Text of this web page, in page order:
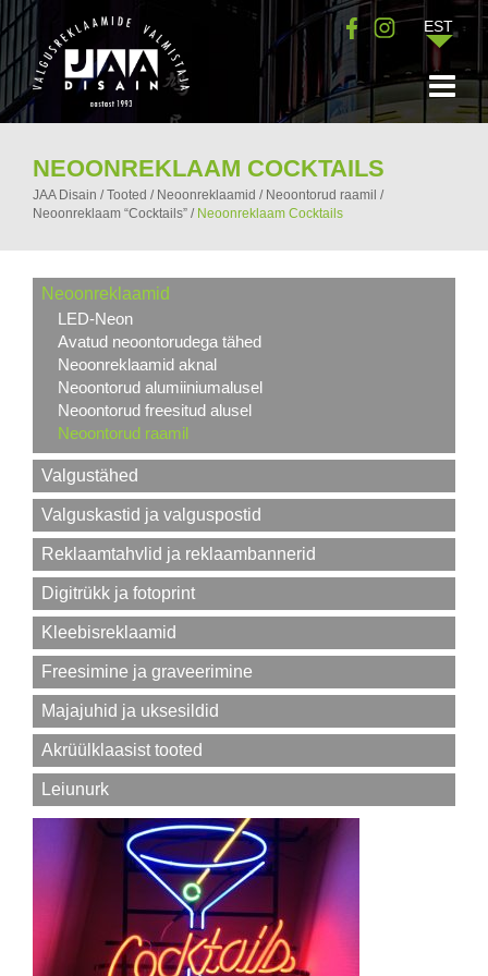
EST
NEOONREKLAAM COCKTAILS
JAA Disain /Tooted / Neoonreklaamid / Neoontorud raamil /
Neoonreklaam “Cocktails” / Neoonreklaam Cocktails
Neoonreklaamid
LED-Neon
Avatud neoontorudega tähed
Neoonreklaamid aknal
Neoontorud alumiiniumalusel
Neoontorud freesitud alusel
Neoontorud raamil
Valgustähed
Valguskastid ja valguspostid
Reklaamtahvlid ja reklaambannerid
Digitrükk ja fotoprint
Kleebisreklaamid
Freesimine ja graveerimine
Majajuhid ja uksesildid
Akrüülklaasist tooted
Leiunurk